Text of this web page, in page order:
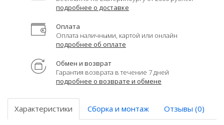
подробнее о доставке
Оплата
Оплата наличными, картой или онлайн
подробнее об оплате
Обмен и возврат
Гарантия возврата в течение 7 дней
подробнее о возврате и обмене
Характеристики Сборка и монтаж Отзывы (0)